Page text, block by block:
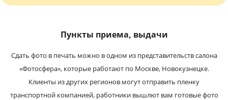
Пункты приема, выдачи
Сдать фото в печать можно в одном из представительств салона
«Фотосфера», которые работают по Москве, Новокузнецке.
Клиенты из других регионов могут отправить пленку
транспортной компанией, работники вышлют вам готовые фото